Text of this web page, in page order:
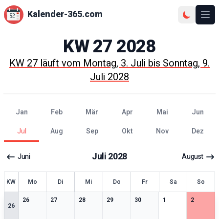
Kalender-365.com
KW272028
KW27läuft vomMontag, 3. JulibisSonntag, 9.
Juli 2028
Jan Feb Mär Apr Mai
Jun
Jul
Aug Sep Okt Nov Dez
Juni Juli2028 August
KW Mo Di Mi Do Fr Sa So
26
26
0særlige datoer
27
0særlige datoer
28
0særlige datoer
29
0særlige datoer
30
0særlige datoer
10 særlige datoer
2
0særlige